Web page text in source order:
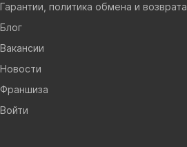
Гарантии, политика обмена и возврата
Блог
Вакансии
Новости
Франшиза
Войти